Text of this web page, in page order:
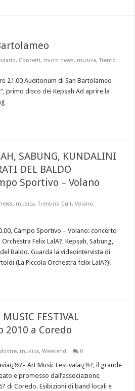
, Concerti, micro news, musica,Trento
21.00 Auditorium di San Bartolameo
primo disco dei Kepsah Ad aprire la
SABUNG, KUNDALINI
DEL BALDO
Sportivo – Volano
, musica,Trentino Cult,Volano,
Campo Sportivo – Volano: concerto
Felix LalA?, Kepsah, Sabung,
Baldo. Guarda la videointervista di
(La Piccola Orchestra felix LalA?)!
FESTIVAL
2010 a Coredo
, musica,Weekend 0
Art Music Festivalaï¿½?, il grande
e promosso dall’associazione
di Coredo. Esibizioni di band locali e